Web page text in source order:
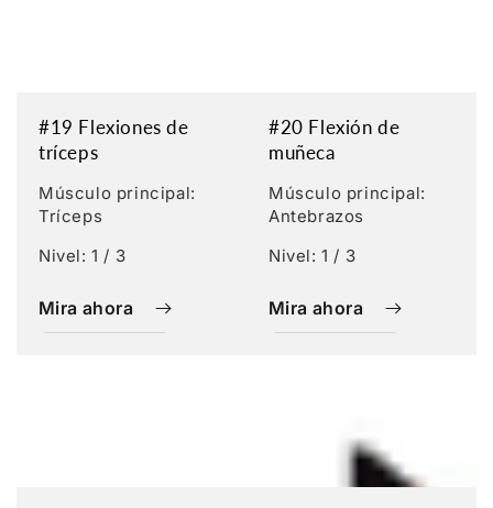
#19 Flexiones de
tríceps
Músculo principal:
Tríceps
Nivel: 1 / 3
Mira ahora
#20 Flexión de
muñeca
Músculo principal:
Antebrazos
Nivel: 1 / 3
Mira ahora